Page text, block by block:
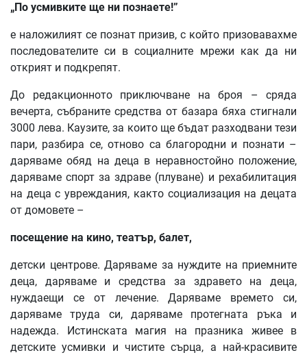
„По усмивките ще ни познаете!”
е наложилият се познат призив, с който призовавахме
последователите си в социалните мрежи как да ни
открият и подкрепят.
До редакционното приключване на броя – сряда
вечерта, събраните средства от базара бяха стигнали
3000 лева. Каузите, за които ще бъдат разходвани тези
пари, разбира се, отново са благородни и познати –
даряваме обяд на деца в неравностойно положение,
даряваме спорт за здраве (плуване) и рехабилитация
на деца с увреждания, както социализация на децата
от домовете –
посещение на кино, театър, балет,
детски центрове. Даряваме за нуждите на приемните
деца, даряваме и средства за здравето на деца,
нуждаещи се от лечение. Даряваме времето си,
даряваме труда си, даряваме протегната ръка и
надежда. Истинската магия на празника живее в
детските усмивки и чистите сърца, а най-красивите